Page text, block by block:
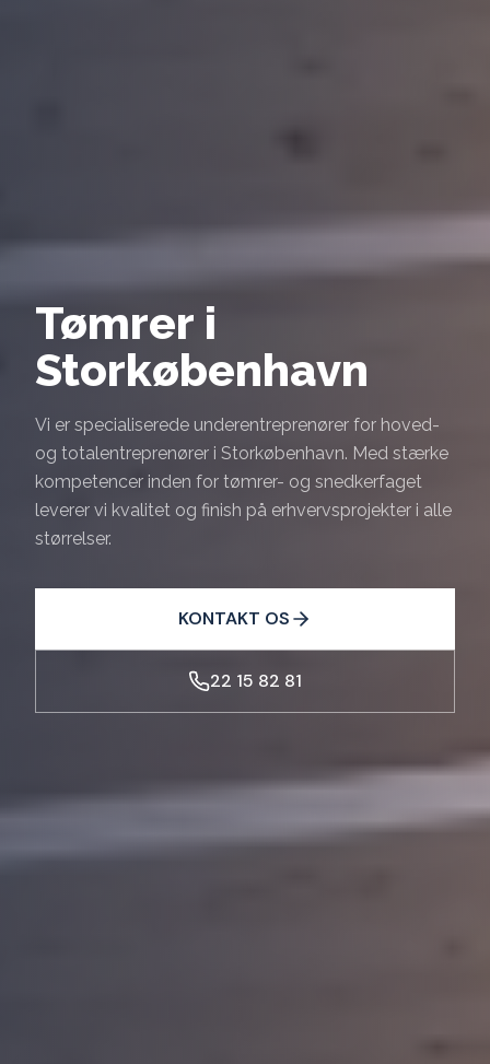
Tømrer i
Storkøbenhavn
Vi er specialiserede underentreprenører for hoved-
og totalentreprenører i Storkøbenhavn. Med stærke
kompetencer inden for tømrer- og snedkerfaget
leverer vi kvalitet og finish på erhvervsprojekter i alle
størrelser.
KONTAKT OS
22 15 82 81